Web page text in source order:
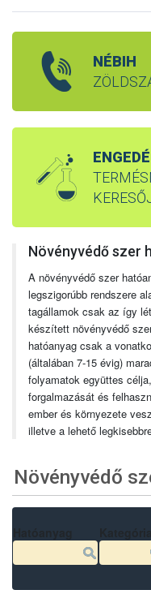
NÉBIH
Növényvédő szer
A növényvédő szer
legszigorúbb rendszere
tagállamok csak az így
készített növényvédő
hatóanyag csak a
(általában 7-15 évig)
folyamatok együttes
forgalmazását és
ember és környezete
illetve a lehető
Növényvédő